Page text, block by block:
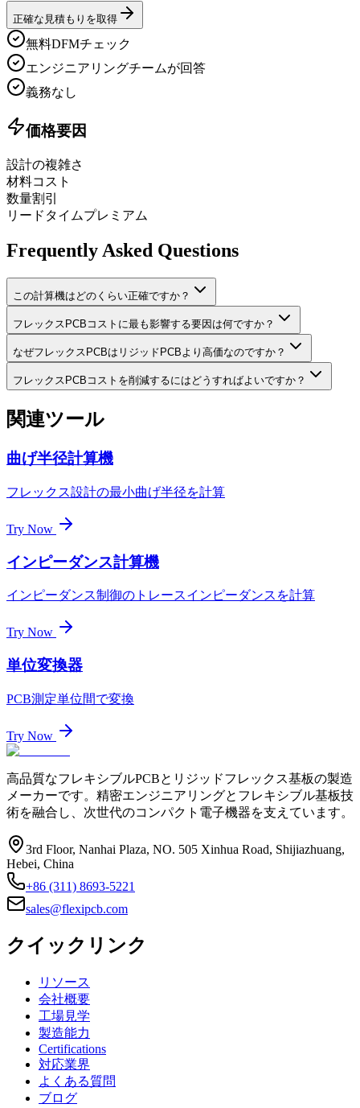
正確な見積もりを取得
無料DFMチェック
エンジニアリングチームが回答
義務なし
価格要因
設計の複雑さ
材料コスト
数量割引
リードタイムプレミアム
Frequently Asked Questions
この計算機はどのくらい正確ですか？
フレックスPCBコストに最も影響する要因は何ですか？
なぜフレックスPCBはリジッドPCBより高価なのですか？
フレックスPCBコストを削減するにはどうすればよいですか？
関連ツール
曲げ半径計算機
フレックス設計の最小曲げ半径を計算
Try Now
インピーダンス計算機
インピーダンス制御のトレースインピーダンスを計算
Try Now
単位変換器
PCB測定単位間で変換
Try Now
高品質なフレキシブルPCBとリジッドフレックス基板の製造
メーカーです。精密エンジニアリングとフレキシブル基板技
術を融合し、次世代のコンパクト電子機器を支えています。
3rd Floor, Nanhai Plaza, NO. 505 Xinhua Road, Shijiazhuang,
Hebei, China
+86 (311) 8693-5221
sales@flexipcb.com
クイックリンク
リソース
会社概要
工場見学
製造能力
Certifications
対応業界
よくある質問
ブログ